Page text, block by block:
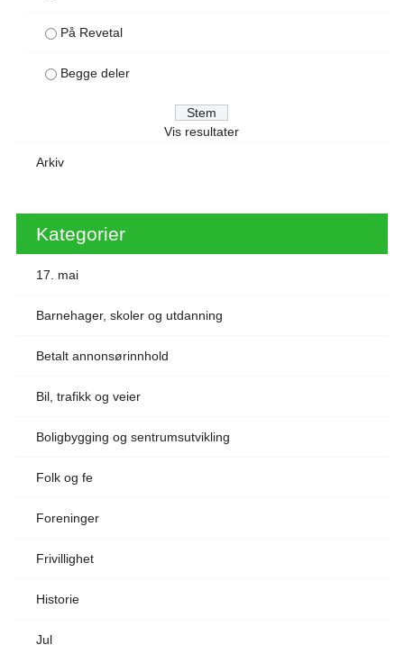
På Revetal
Begge deler
Vis resultater
Arkiv
Kategorier
17. mai
Barnehager, skoler og utdanning
Betalt annonsørinnhold
Bil, trafikk og veier
Boligbygging og sentrumsutvikling
Folk og fe
Foreninger
Frivillighet
Historie
Jul